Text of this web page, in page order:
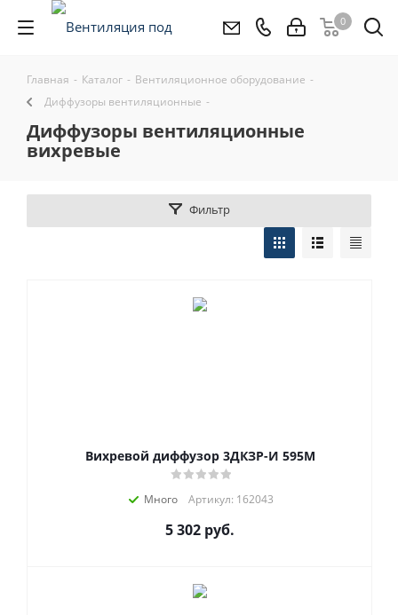
0
Главная - Каталог - Вентиляционное оборудование -
Диффузоры вентиляционные -
диффузоры вентиляционные
вихревые
Фильтр
Вихревой диффузор 3ДКЗР-И 595М
Много Артикул: 162043
5 302 руб.